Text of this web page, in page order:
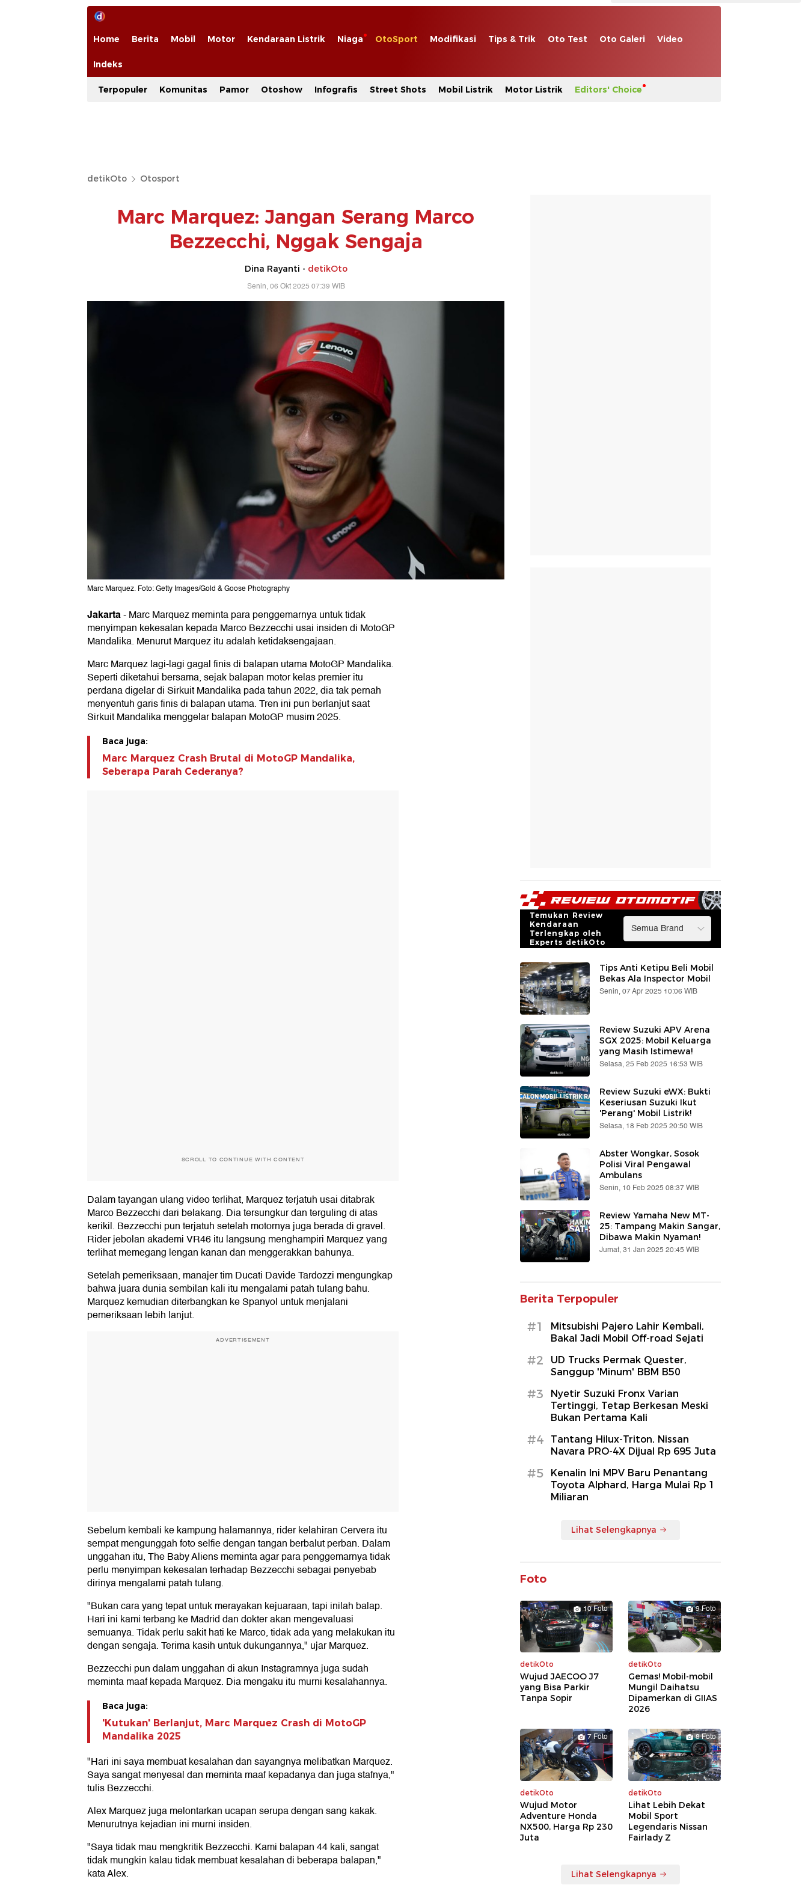
Home Berita Mobil Motor Kendaraan Listrik Niaga OtoSport Modifikasi Tips & Trik Oto Test Oto Galeri Video
Indeks
Terpopuler Komunitas Pamor Otoshow Infografis Street Shots Mobil Listrik Motor Listrik Editors' Choice
detikOto Otosport
Marc Marquez: Jangan Serang Marco
Bezzecchi, Nggak Sengaja
Dina Rayanti - detikOto
Senin, 06 Okt 2025 07:39 WIB
Marc Marquez. Foto: Getty Images/Gold & Goose Photography
Jakarta-Marc Marquez meminta para penggemarnya untuk tidak
menyimpan kekesalan kepada Marco Bezzecchi usai insiden di MotoGP
Mandalika. Menurut Marquez itu adalah ketidaksengajaan.
Marc Marquez lagi-lagi gagal finis di balapan utama MotoGP Mandalika.
Seperti diketahui bersama, sejak balapan motor kelas premier itu
perdana digelar di Sirkuit Mandalika pada tahun 2022, dia tak pernah
menyentuh garis finis di balapan utama. Tren ini pun berlanjut saat
Sirkuit Mandalika menggelar balapan MotoGP musim 2025.
Baca juga:
Marc Marquez Crash Brutal di MotoGP Mandalika,
Seberapa Parah Cederanya?
SCROLL TO CONTINUE WITH CONTENT
Dalam tayangan ulang video terlihat, Marquez terjatuh usai ditabrak
Marco Bezzecchi dari belakang. Dia tersungkur dan terguling di atas
kerikil. Bezzecchi pun terjatuh setelah motornya juga berada di gravel.
Rider jebolan akademi VR46 itu langsung menghampiri Marquez yang
terlihat memegang lengan kanan dan menggerakkan bahunya.
Setelah pemeriksaan, manajer tim Ducati Davide Tardozzi mengungkap
bahwa juara dunia sembilan kali itu mengalami patah tulang bahu.
Marquez kemudian diterbangkan ke Spanyol untuk menjalani
pemeriksaan lebih lanjut.
ADVERTISEMENT
Sebelum kembali ke kampung halamannya, rider kelahiran Cervera itu
sempat mengunggah foto selfie dengan tangan berbalut perban. Dalam
unggahan itu, The Baby Aliens meminta agar para penggemarnya tidak
perlu menyimpan kekesalan terhadap Bezzecchi sebagai penyebab
dirinya mengalami patah tulang.
"Bukan cara yang tepat untuk merayakan kejuaraan, tapi inilah balap.
Hari ini kami terbang ke Madrid dan dokter akan mengevaluasi
semuanya. Tidak perlu sakit hati ke Marco, tidak ada yang melakukan itu
dengan sengaja. Terima kasih untuk dukungannya," ujar Marquez.
Bezzecchi pun dalam unggahan di akun Instagramnya juga sudah
meminta maaf kepada Marquez. Dia mengaku itu murni kesalahannya.
Baca juga:
'Kutukan' Berlanjut, Marc Marquez Crash di MotoGP
Mandalika 2025
"Hari ini saya membuat kesalahan dan sayangnya melibatkan Marquez.
Saya sangat menyesal dan meminta maaf kepadanya dan juga stafnya,"
tulis Bezzecchi.
Alex Marquez juga melontarkan ucapan serupa dengan sang kakak.
Menurutnya kejadian ini murni insiden.
"Saya tidak mau mengkritik Bezzecchi. Kami balapan 44 kali, sangat
tidak mungkin kalau tidak membuat kesalahan di beberapa balapan,"
kata Alex.
Temukan Review
Kendaraan
Terlengkap oleh
Experts detikOto
Tips Anti Ketipu Beli Mobil
Bekas Ala Inspector Mobil
Senin, 07 Apr 2025 10:06 WIB
Review Suzuki APV Arena
SGX 2025: Mobil Keluarga
yang Masih Istimewa!
Selasa, 25 Feb 2025 16:53 WIB
Review Suzuki eWX: Bukti
Keseriusan Suzuki Ikut
'Perang' Mobil Listrik!
Selasa, 18 Feb 2025 20:50 WIB
Abster Wongkar, Sosok
Polisi Viral Pengawal
Ambulans
Senin, 10 Feb 2025 08:37 WIB
Review Yamaha New MT-
25: Tampang Makin Sangar,
Dibawa Makin Nyaman!
Jumat, 31 Jan 2025 20:45 WIB
Berita Terpopuler
#1
Mitsubishi Pajero Lahir Kembali,
Bakal Jadi Mobil Off-road Sejati
#2
UD Trucks Permak Quester,
Sanggup 'Minum' BBM B50
#3
Nyetir Suzuki Fronx Varian
Tertinggi, Tetap Berkesan Meski
Bukan Pertama Kali
#4
Tantang Hilux-Triton, Nissan
Navara PRO-4X Dijual Rp 695 Juta
#5
Kenalin Ini MPV Baru Penantang
Toyota Alphard, Harga Mulai Rp 1
Miliaran
Lihat Selengkapnya
Foto
10 Foto
detikOto
Wujud JAECOO J7
yang Bisa Parkir
Tanpa Sopir
9 Foto
detikOto
Gemas! Mobil-mobil
Mungil Daihatsu
Dipamerkan di GIIAS
2026
7 Foto
detikOto
Wujud Motor
Adventure Honda
NX500, Harga Rp 230
Juta
8 Foto
detikOto
Lihat Lebih Dekat
Mobil Sport
Legendaris Nissan
Fairlady Z
Lihat Selengkapnya